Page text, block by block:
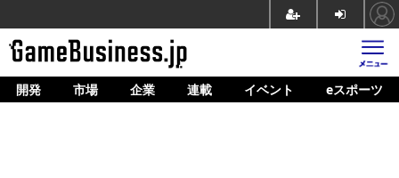
ホーム
開発 市場 企業 連載 イベント eスポーツ